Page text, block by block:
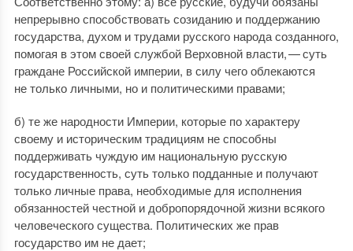
непрерывно способствовать созиданию и поддержанию
государства, духом и трудами русского народа созданного,
помогая в этом своей службой Верховной власти, — суть
граждане Российской империи, в силу чего облекаются
не только личными, но и политическими правами;
б) те же народности Империи, которые по характеру
своему и историческим традициям не способны
поддерживать чуждую им национальную русскую
государственность, суть только подданные и получают
только личные права, необходимые для исполнения
обязанностей честной и добропорядочной жизни всякого
человеческого существа. Политических же прав
государство им не дает;